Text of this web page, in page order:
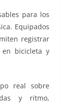
para los
Equipados
registrar
en bicicleta y
real sobre
y ritmo,